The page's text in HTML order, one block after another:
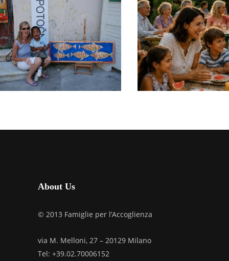
EMILIA ROMAGNA
L’AMORE CHE
GENERA. SEMPRE.
LUGLIO 21, 2026
EMILIA
LA FAMIGLIA,
FIORISCE
About Us
© 2013 Famiglie per l’Accoglienza
via M. Melloni, 27 – 20129 Milano
Tel: +39.02.70006152